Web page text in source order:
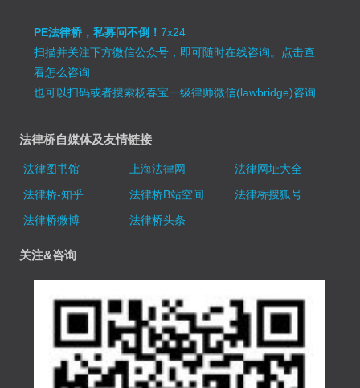
PE法律桥，私募问不倒！7x24
扫描并关注下方微信公众号，即可随时在线咨询。 点击查
看怎么咨询
也可以扫码或者搜索杨春宝一级律师微信(lawbridge)咨询
法律桥自媒体及友情链接
法律图书馆 上海法律网
法律网址大全
法律桥-知乎
法律桥B站空间
法律桥搜狐号
法律桥微博
法律桥头条
关注&咨询